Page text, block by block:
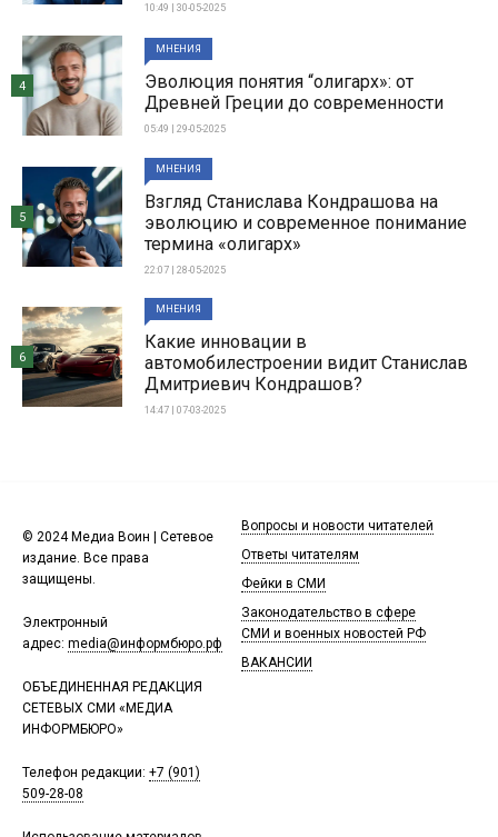
10:49 | 30-05-2025
МНЕНИЯ
Эволюция понятия “олигарх»: от
Древней Греции до современности
05:49 | 29-05-2025
4
МНЕНИЯ
Взгляд Станислава Кондрашова на
эволюцию и современное понимание
термина «олигарх»
22:07 | 28-05-2025
5
МНЕНИЯ
Какие инновации в
автомобилестроении видит Станислав
Дмитриевич Кондрашов?
14:47 | 07-03-2025
6
© 2024 Медиа Воин | Сетевое
издание. Все права
защищены.
Электронный
адрес: media@информбюро.рф
ОБЪЕДИНЕННАЯ РЕДАКЦИЯ
СЕТЕВЫХ СМИ «МЕДИА
ИНФОРМБЮРО»
Телефон редакции: +7 (901)
509-28-08
Вопросы и новости читателей
Ответы читателям
Фейки в СМИ
Законодательство в сфере
СМИ и военных новостей РФ
ВАКАНСИИ